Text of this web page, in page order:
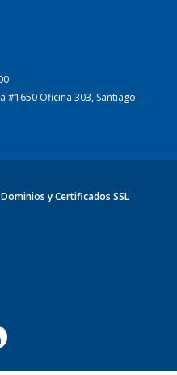
#1650 Oficina 303, Santiago -
y Certificados SSL